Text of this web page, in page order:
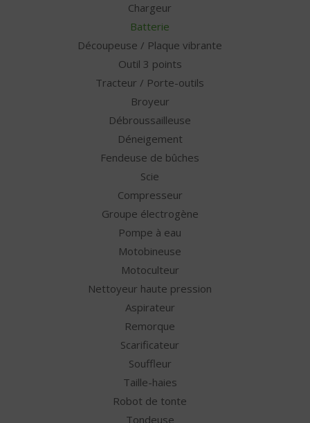
Chargeur
Batterie
Découpeuse / Plaque vibrante
Outil 3 points
Tracteur / Porte-outils
Broyeur
Débroussailleuse
Déneigement
Fendeuse de bûches
Scie
Compresseur
Groupe électrogène
Pompe à eau
Motobineuse
Motoculteur
Nettoyeur haute pression
Aspirateur
Remorque
Scarificateur
Souffleur
Taille-haies
Robot de tonte
Tondeuse